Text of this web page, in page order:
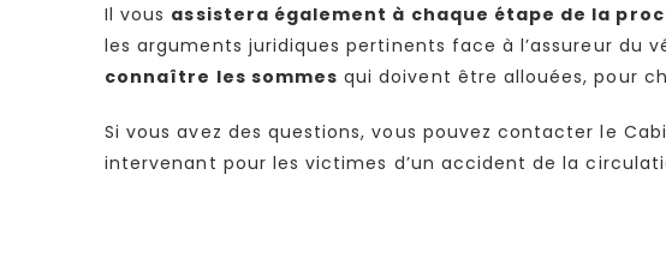
Il vous assistera également à chaque étape de la
les arguments juridiques pertinents face à l’assureur du
connaître les sommes qui doivent être allouées, pour
Si vous avez des questions, vous pouvez contacter le
intervenant pour les victimes d’un accident de la